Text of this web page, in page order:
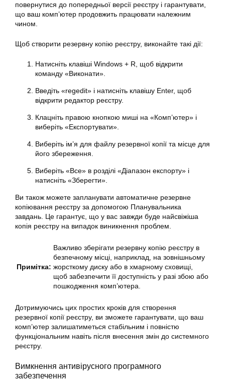
повернутися до попередньої версії реєстру і гарантувати,
що ваш комп’ютер продовжить працювати належним
чином.
Щоб створити резервну копію реєстру, виконайте такі дії:
Натисніть клавіші Windows + R, щоб відкрити
команду «Виконати».
Введіть «regedit» і натисніть клавішу Enter, щоб
відкрити редактор реєстру.
Клацніть правою кнопкою миші на «Комп’ютер» і
виберіть «Експортувати».
Виберіть ім’я для файлу резервної копії та місце для
його збереження.
Виберіть «Все» в розділі «Діапазон експорту» і
натисніть «Зберегти».
Ви також можете запланувати автоматичне резервне
копіювання реєстру за допомогою Планувальника
завдань. Це гарантує, що у вас завжди буде найсвіжіша
копія реєстру на випадок виникнення проблем.
Примітка:
Важливо зберігати резервну копію реєстру в
безпечному місці, наприклад, на зовнішньому
жорсткому диску або в хмарному сховищі,
щоб забезпечити її доступність у разі збою або
пошкодження комп’ютера.
Дотримуючись цих простих кроків для створення
резервної копії реєстру, ви зможете гарантувати, що ваш
комп’ютер залишатиметься стабільним і повністю
функціональним навіть після внесення змін до системного
реєстру.
Вимкнення антивірусного програмного
забезпечення